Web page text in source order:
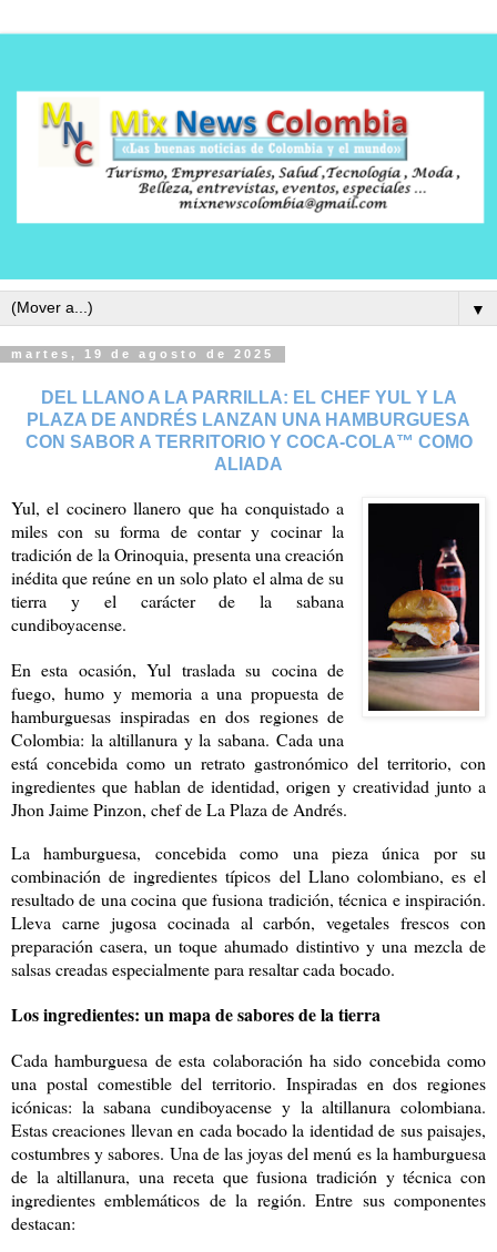
▼
martes, 19 de agosto de 2025
DEL LLANO A LA PARRILLA: EL CHEF YUL Y LA
PLAZA DE ANDRÉS LANZAN UNA HAMBURGUESA
CON SABOR A TERRITORIO Y COCA-COLA™ COMO
ALIADA
Yul, el cocinero llanero que ha conquistado a
miles con su forma de contar y cocinar la
tradición de la Orinoquia, presenta una creación
inédita que reúne en un solo plato el alma de su
tierra y el carácter de la sabana
cundiboyacense.
En esta ocasión, Yul traslada su cocina de
fuego, humo y memoria a una propuesta de
hamburguesas inspiradas en dos regiones de
Colombia: la altillanura y la sabana. Cada una
está concebida como un retrato gastronómico del territorio, con
ingredientes que hablan de identidad, origen y creatividad junto a
Jhon Jaime Pinzon, chef de La Plaza de Andrés.
La hamburguesa, concebida como una pieza única por su
combinación de ingredientes típicos del Llano colombiano, es el
resultado de una cocina que fusiona tradición, técnica e inspiración.
Lleva carne jugosa cocinada al carbón, vegetales frescos con
preparación casera, un toque ahumado distintivo y una mezcla de
salsas creadas especialmente para resaltar cada bocado.
Los ingredientes: un mapa de sabores de la tierra
Cada hamburguesa de esta colaboración ha sido concebida como
una postal comestible del territorio. Inspiradas en dos regiones
icónicas: la sabana cundiboyacense y la altillanura colombiana.
Estas creaciones llevan en cada bocado la identidad de sus paisajes,
costumbres y sabores. Una de las joyas del menú es la hamburguesa
de la altillanura, una receta que fusiona tradición y técnica con
ingredientes emblemáticos de la región. Entre sus componentes
destacan: